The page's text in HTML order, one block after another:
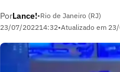
PorLance!•Rio de Janeiro (RJ)
23/07/202214:32•Atualizado em